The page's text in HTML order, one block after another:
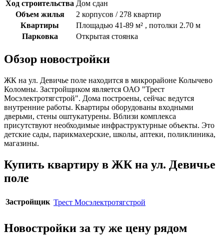
Ход строительства Дом сдан
Объем жилья
2 корпусов / 278 квартир
Квартиры
Площадью 41-89 м² , потолки 2.70 м
Парковка
Открытая стоянка
Обзор новостройки
ЖК на ул. Девичье поле находится в микрорайоне Колычево
Коломны. Застройщиком является ОАО "Трест
Мосэлектротягстрой". Дома построены, сейчас ведутся
внутренние работы. Квартиры оборудованы входными
дверьми, стены оштукатурены. Вблизи комплекса
присутствуют необходимые инфраструктурные объекты. Это
детские сады, парикмахерские, школы, аптеки, поликлиника,
магазины.
Купить квартиру в ЖК на ул. Девичье
поле
Застройщик Трест Мосэлектротягстрой
Новостройки за ту же цену рядом